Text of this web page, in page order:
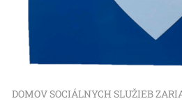
DOMOV SOCIÁLNYCH SLUŽIEB